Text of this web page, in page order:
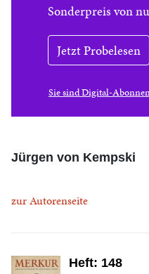
Sonderpreis von
Jetzt Probelesen
Sie sind Digital-
Jürgen von Kempski
zur Autorenseite
Heft: 148